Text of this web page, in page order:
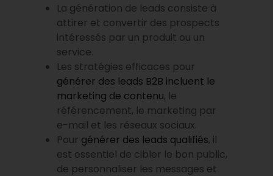
La génération de leads consiste à
attirer et convertir des prospects
intéressés par un produit ou un
service.
Les stratégies efficaces pour
générer des leads B2B incluent le
marketing de contenu, le
référencement, le marketing par
e-mail et les réseaux sociaux.
Pour générer des leads qualifiés, il
est essentiel de cibler le bon public,
de personnaliser les messages et